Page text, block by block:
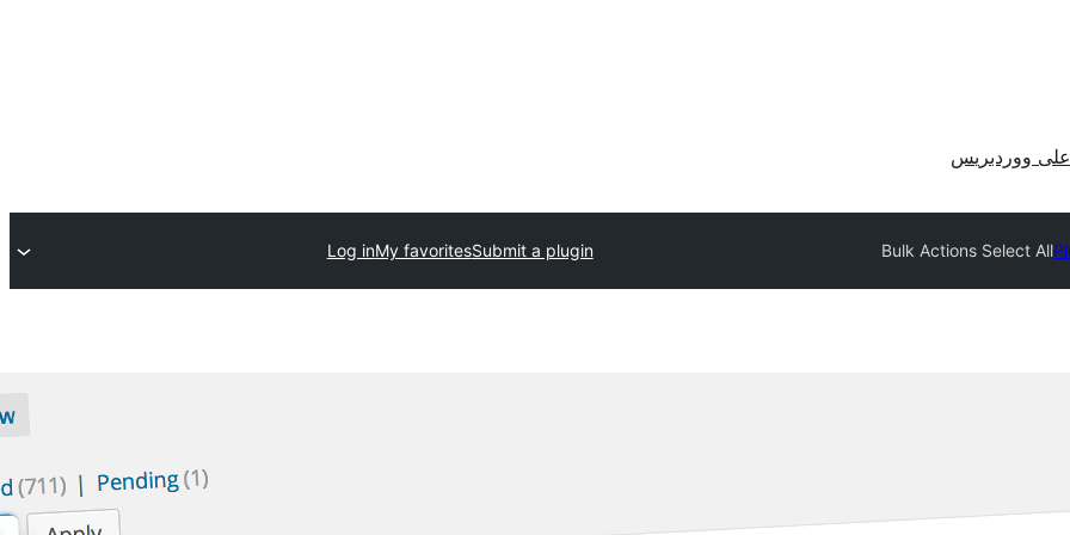
ووردبريس
Bulk Actions Select All
Submit a plugin
My favorites
Log in